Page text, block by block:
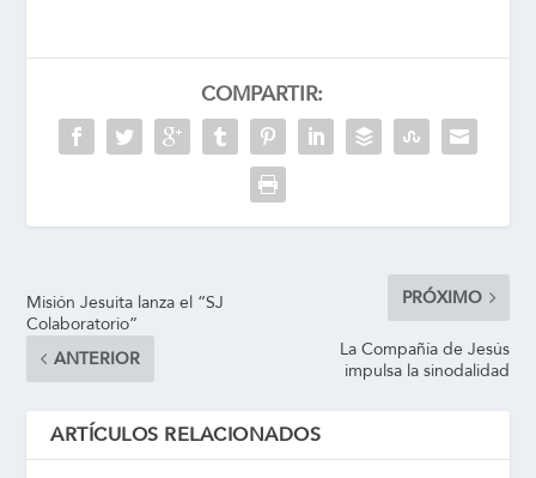
COMPARTIR:
Misión Jesuita lanza el “SJ
Colaboratorio”
ANTERIOR
PRÓXIMO
La Compañía de Jesús
impulsa la sinodalidad
ARTÍCULOS RELACIONADOS